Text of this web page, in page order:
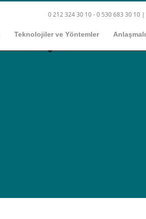
0 212 324 30 10 - 0 530 683 30 10 |
Teknolojiler ve Yöntemler